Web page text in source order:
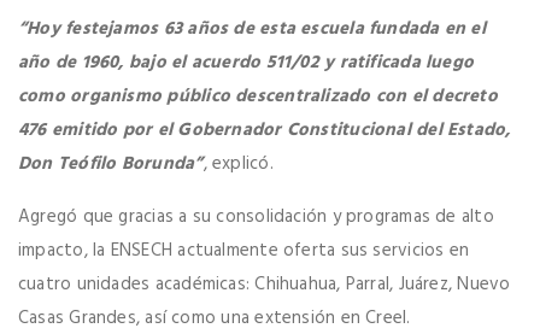
“Hoy festejamos 63 años de esta escuela fundada en el
año de 1960, bajo el acuerdo 511/02 y ratificada luego
como organismo público descentralizado con el decreto
476 emitido por el Gobernador Constitucional del Estado,
Don Teófilo Borunda”, explicó.
Agregó que gracias a su consolidación y programas de alto
impacto, la ENSECH actualmente oferta sus servicios en
cuatro unidades académicas: Chihuahua, Parral, Juárez, Nuevo
Casas Grandes, así como una extensión en Creel.